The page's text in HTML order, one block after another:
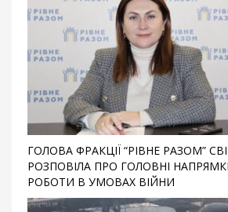
ГОЛОВА ФРАКЦІЇ “РІВНЕ РАЗОМ”
РОЗПОВІЛА ПРО ГОЛОВНІ
РОБОТИ В УМОВАХ ВІЙНИ